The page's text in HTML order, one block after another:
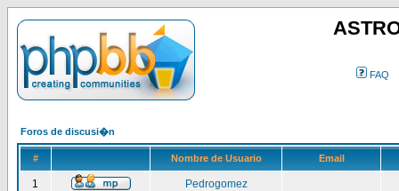
FAQ
Foros de discusi�n
# Nombre de Usuario Email
1 Pedrogomez